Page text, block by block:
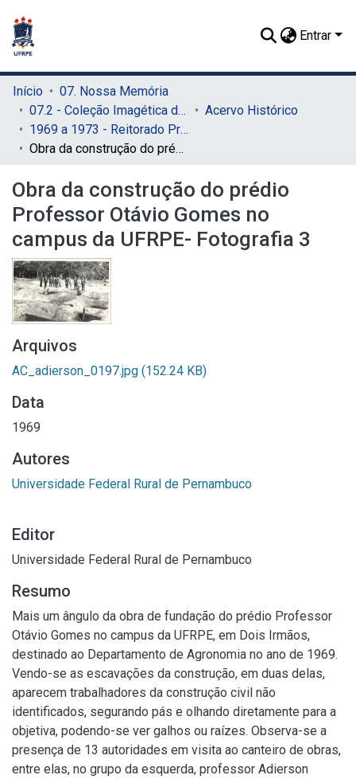
Entrar
Início
07. Nossa Memória
07.2 - Coleção Imagética do SIB
Acervo Histórico
1969 a 1973 - Reitorado Prof. Adierson Erasmo de Azevedo
Obra da construção do prédio Professor Otávio Gomes no campus da UFRPE- Fotografia 3
Obra da construção do prédio
Professor Otávio Gomes no
campus da UFRPE- Fotografia 3
Arquivos
AC_adierson_0197.jpg (152.24 KB)
Data
1969
Autores
Universidade Federal Rural de Pernambuco
Editor
Universidade Federal Rural de Pernambuco
Resumo
Mais um ângulo da obra de fundação do prédio Professor
Otávio Gomes no campus da UFRPE, em Dois Irmãos,
destinado ao Departamento de Agronomia no ano de 1969.
Vendo-se as escavações da construção, em duas delas,
aparecem trabalhadores da construção civil não
identificados, segurando pás e olhando diretamente para a
objetiva, podendo-se ver galhos ou raízes. Observa-se a
presença de 13 autoridades em visita ao canteiro de obras,
entre elas, no grupo da esquerda, professor Adierson